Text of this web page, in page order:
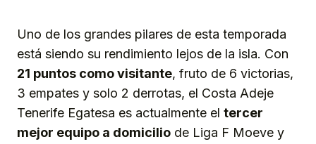
Uno de los grandes pilares de esta temporada
está siendo su rendimiento lejos de la isla. Con
21 puntos como visitante, fruto de 6 victorias,
3 empates y solo 2 derrotas, el Costa Adeje
Tenerife Egatesa es actualmente el tercer
mejor equipo a domicilio de Liga F Moeve y